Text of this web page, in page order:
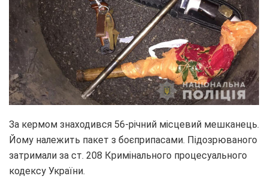
За кермом знаходився 56-річний місцевий мешканець.
Йому належить пакет з боєприпасами. Підозрюваного
затримали за ст. 208 Кримінального процесуального
кодексу України.